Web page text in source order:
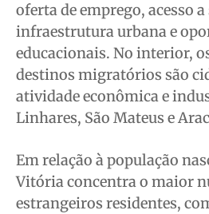
oferta de emprego, acesso
infraestrutura urbana e
educacionais. No interior,
destinos migratórios são
atividade econômica e
Linhares, São Mateus e
Em relação à população
Vitória concentra o maior
estrangeiros residentes,